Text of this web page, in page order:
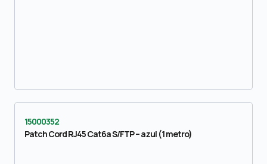
15000352
Patch Cord RJ45 Cat6a S/FTP – azul (1 metro)